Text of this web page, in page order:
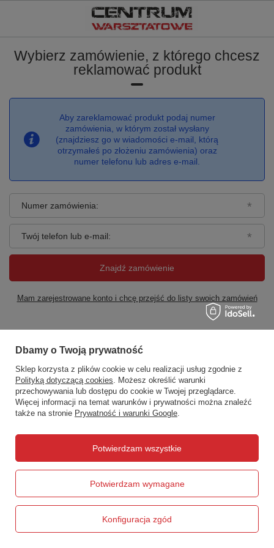
Wybierz zamówienie, z którego chcesz
reklamować produkt
Aby zareklamować produkt podaj numer
zamówienia, w którym został wysłany
(znajdziesz go w wiadomości e-mail, którą
otrzymałeś po złożeniu zamówienia) oraz
numer telefonu lub adres e-mail.
Numer zamówienia:
Twój telefon lub e-mail:
Znajdź zamówienie
Mam zarejestrowane konto i chcę przejść do listy swoich zamówień
508372615
biuro@centrumwarsztatowe.pl
CentrumWarsztatowe.pl,Hetmańska 25,15-727Białystok
W sklepie prezentujemy ceny brutto (z VAT).
Dbamy o Twoją prywatność
Sklep korzysta z plików cookie w celu realizacji usług zgodnie z
Polityką dotyczącą cookies. Możesz określić warunki
przechowywania lub dostępu do cookie w Twojej przeglądarce.
Więcej informacji na temat warunków i prywatności można znaleźć
także na stronie Prywatność i warunki Google.
Potwierdzam wymagane
Konfiguracja zgód
Potwierdzam wszystkie